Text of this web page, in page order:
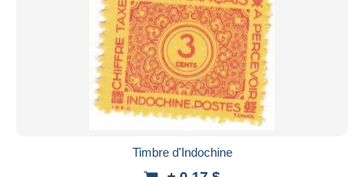
Timbre d'Indochine